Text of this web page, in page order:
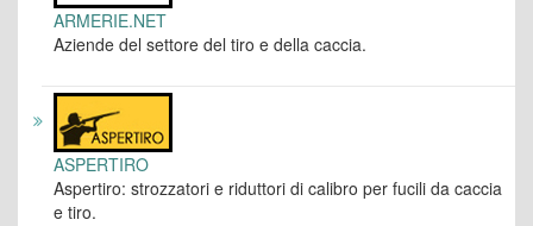
ARMERIE.NET
Aziende del settore del tiro e della caccia.
ASPERTIRO
Aspertiro: strozzatori e riduttori di calibro per fucili da caccia
e tiro.